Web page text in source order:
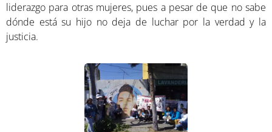
liderazgo para otras mujeres, pues a pesar de que no sabe
dónde está su hijo no deja de luchar por la verdad y la
justicia.